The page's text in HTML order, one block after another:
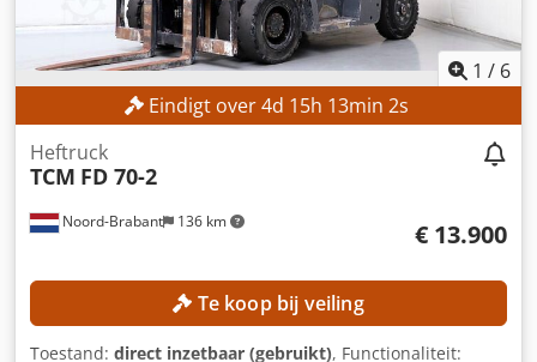
1 / 6
Eindigt over4d 15h 12min 59s
Noord-Brabant 136 km
Heftruck
TCM FD 70-2
€ 13.900
Te koop bij veiling
Toestand: direct inzetbaar (gebruikt), Functionaliteit: